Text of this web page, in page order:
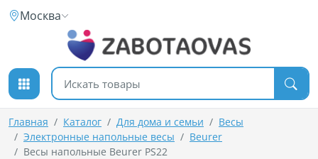
К содержимому
Москва
Поиск товаров
Главная Каталог Для дома и семьи
Весы
Электронные напольные весы
Beurer
Весы напольные Beurer PS22